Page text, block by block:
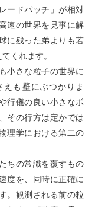
ードパッチ」が相対
速の世界を見事に解
に残った弟よりも若
くれます。
小さな粒子の世界に
も壁にぶつかりま
行儀の良い小さなボ
その行方は定かでは
理学における第二の
ちの常識を覆すもの
度を、同時に正確に
。観測される前の粒